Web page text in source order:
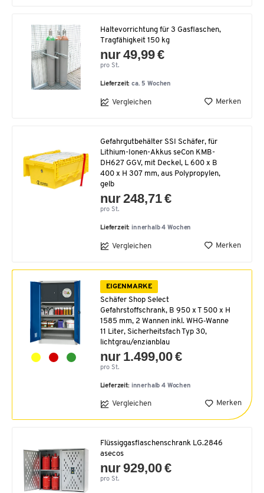
Haltevorrichtung für 3 Gasflaschen,
Tragfähigkeit 150 kg
nur 49,99 €
pro St.
Lieferzeit:ca. 5 Wochen
Vergleichen Merken
Gefahrgutbehälter SSI Schäfer, für
Lithium-Ionen-Akkus seCon KMB-
DH627 GGV, mit Deckel, L 600 x B
400 x H 307 mm, aus Polypropylen,
gelb
nur 248,71 €
pro St.
Lieferzeit: innerhalb 4 Wochen
Vergleichen Merken
EIGENMARKE
Schäfer Shop Select
Gefahrstoffschrank, B 950 x T 500 x H
1585 mm, 2 Wannen inkl. WHG‑Wanne
11 Liter, Sicherheitsfach Typ 30,
lichtgrau/enzianblau
nur 1.499,00 €
pro St.
Lieferzeit: innerhalb 4 Wochen
Vergleichen Merken
Flüssiggasflaschenschrank LG.2846
asecos
nur 929,00 €
pro St.